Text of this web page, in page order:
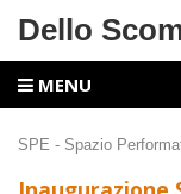
Dello
MENU
SPE - Spazio